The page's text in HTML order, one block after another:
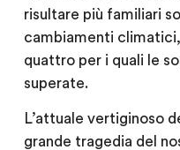
risultare più familiari
cambiamenti
quattro per i quali le
superate.
L’attuale vertiginoso
grande tragedia del